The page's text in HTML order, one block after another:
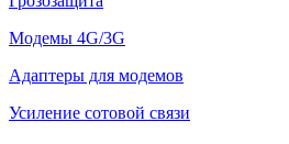
Модемы 4G/3G
Адаптеры для модемов
Усиление сотовой связи